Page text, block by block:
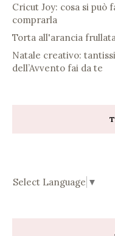
Cricut Joy: cosa si può
comprarla
Torta all'arancia
Natale creativo:
dell’Avvento fai da te
Select Language ▼